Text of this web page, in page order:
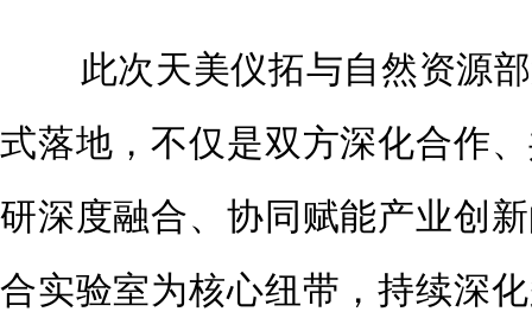
此次天美仪拓与自然资源部
式落地，不仅是双方深化合作
研深度融合、协同赋能产业创
合实验室为核心纽带，持续深